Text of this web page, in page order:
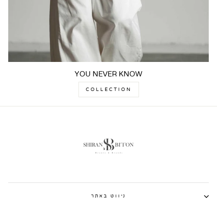
YOU NEVER KNOW
COLLECTION
ניווט באתר